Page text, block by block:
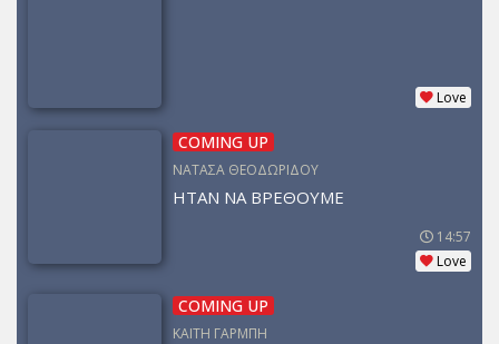
Love
COMING UP
ΝΑΤΑΣΑ ΘΕΟΔΩΡΙΔΟΥ
ΗΤΑΝ ΝΑ ΒΡΕΘΟΥΜΕ
14:57
Love
COMING UP
ΚΑΙΤΗ ΓΑΡΜΠΗ